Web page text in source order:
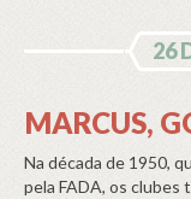
26
MARCUS,
Na década de 1950,
pela FADA, os clubes